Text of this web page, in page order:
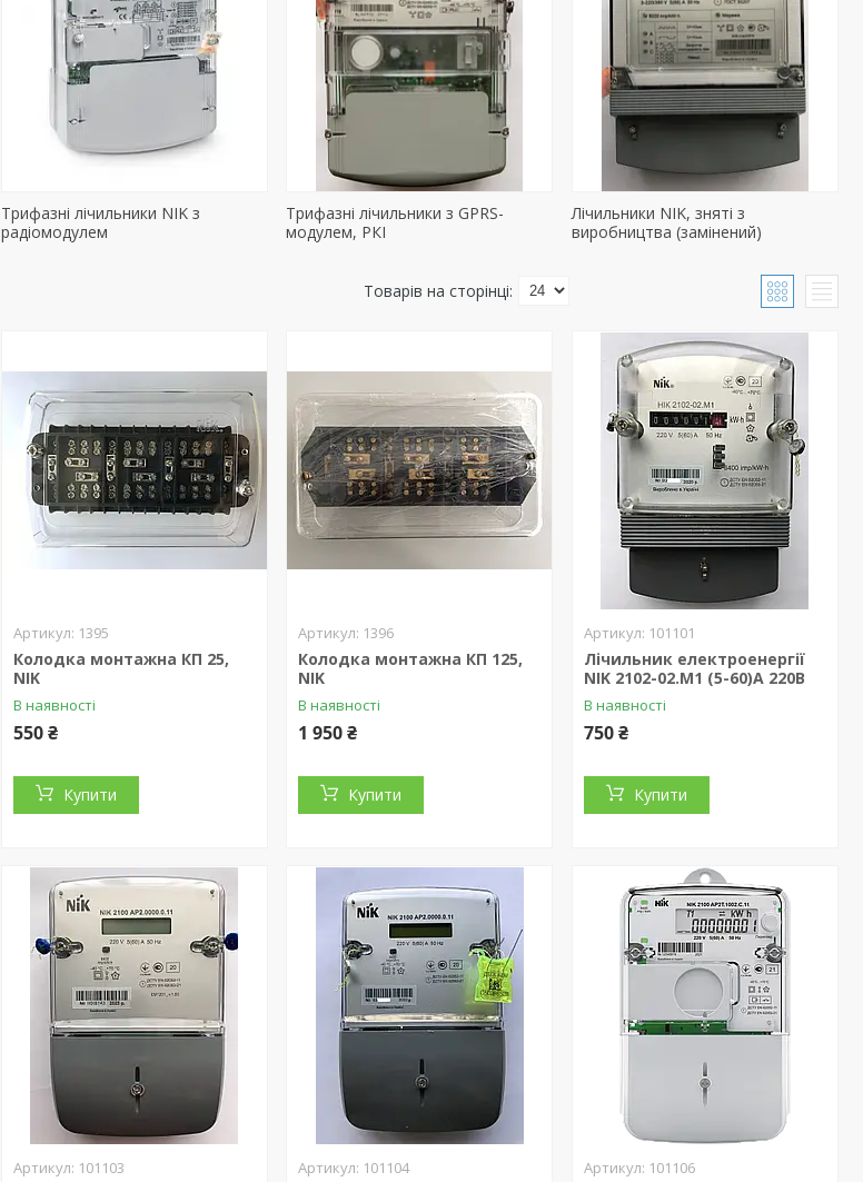
Трифазні лічильники NIK з
радіомодулем
Трифазні лічильники з GPRS-
модулем, РКІ
Лічильники NIK, зняті з
виробництва (замінений)
1395
Колодка монтажна КП 25,
NІK
В наявності
550 ₴
Купити
1396
Колодка монтажна КП 125,
NІK
В наявності
1 950 ₴
Купити
101101
Лічильник електроенергії
NIK 2102-02.М1 (5-60)А 220В
В наявності
750 ₴
Купити
101103
101104 101106